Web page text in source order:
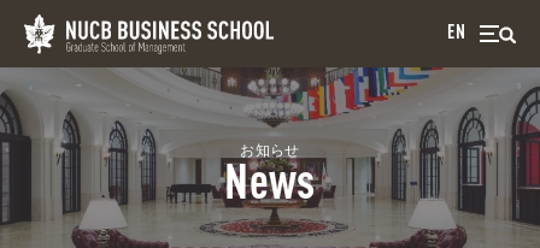
EN
お知らせ
News